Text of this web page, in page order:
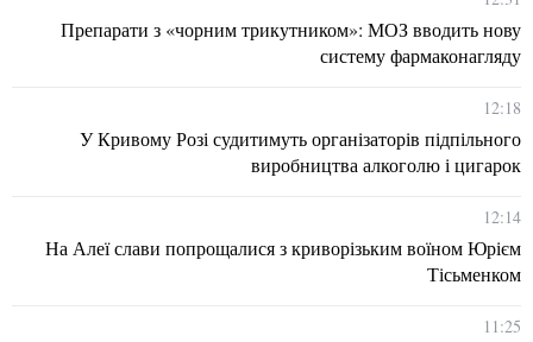
Препарати з «чорним трикутником»: МОЗ вводить нову
систему фармаконагляду
12:18
У Кривому Розі судитимуть організаторів підпільного
виробництва алкоголю і цигарок
12:14
На Алеї слави попрощалися з криворізьким воїном Юрієм
Тісьменком
11:25